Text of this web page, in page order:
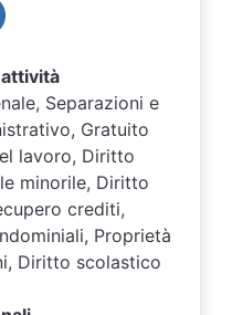
Separazioni e
Gratuito
lavoro, Diritto
minorile, Diritto
crediti,
Proprietà
Diritto scolastico